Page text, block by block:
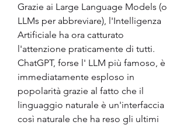
Grazie ai Large Language Models (o
LLMs per abbreviare), l'Intelligenza
Artificiale ha ora catturato
l'attenzione praticamente di tutti.
ChatGPT, forse l' LLM più famoso, è
immediatamente esploso in
popolarità grazie al fatto che il
linguaggio naturale è un'interfaccia
così naturale che ha reso gli ultimi